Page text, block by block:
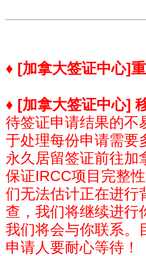
♦ [加拿大签证中心]
♦ [加拿大签证中心]
待签证申请结果的不
于处理每份申请需要
永久居留签证前往加
保证IRCC项目完整
们无法估计正在进行
查，我们将继续进行
我们将会与你联系。
申请人要耐心等待！